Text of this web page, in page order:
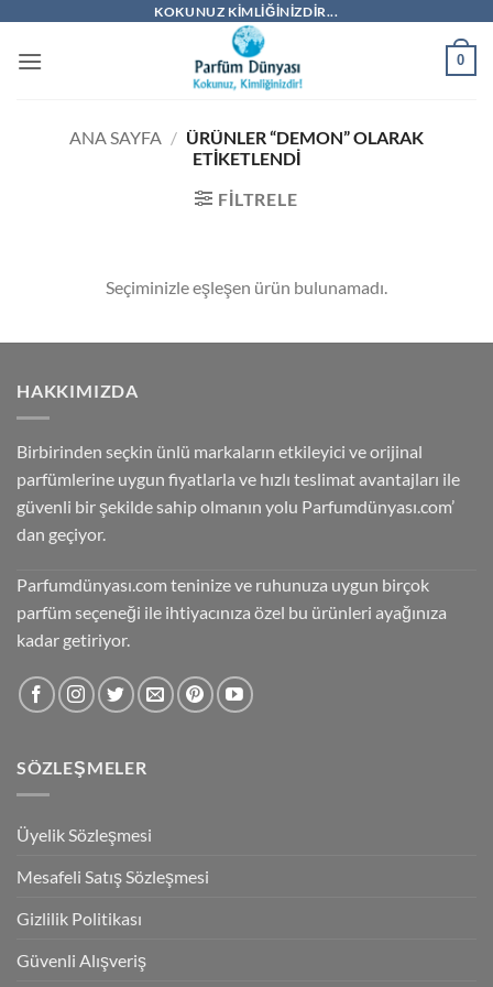
KOKUNUZ KIMLIĞINIZDIR...
0
ANA SAYFA / ÜRÜNLER “DEMON” OLARAK
ETIKETLENDI
FILTRELE
Seçiminizle eşleşen ürün bulunamadı.
HAKKIMIZDA
Birbirinden seçkin ünlü markaların etkileyici ve orijinal
parfümlerine uygun fiyatlarla ve hızlı teslimat avantajları ile
güvenli bir şekilde sahip olmanın yolu Parfumdünyası.com’
dan geçiyor.
Parfumdünyası.com teninize ve ruhunuza uygun birçok
parfüm seçeneği ile ihtiyacınıza özel bu ürünleri ayağınıza
kadar getiriyor.
SÖZLEŞMELER
Üyelik Sözleşmesi
Mesafeli Satış Sözleşmesi
Gizlilik Politikası
Güvenli Alışveriş